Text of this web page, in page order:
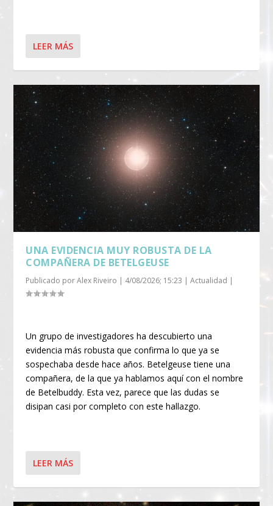
LEER MÁS
UNA EVIDENCIA MUY ROBUSTA DE LA
COMPAÑERA DE BETELGEUSE
Publicado porAlex Riveiro | 4/08/2026; 15:23 |Actualidad |
Un grupo de investigadores ha descubierto una
evidencia más robusta que confirma lo que ya se
sospechaba desde hace años. Betelgeuse tiene una
compañera, de la que ya hablamos aquí con el nombre
de Betelbuddy. Esta vez, parece que las dudas se
disipan casi por completo con este hallazgo.
LEER MÁS